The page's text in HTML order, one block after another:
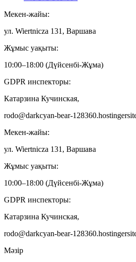
Мекен-жайы:
ул. Wiertnicza 131, Варшава
Жұмыс уақыты:
10:00–18:00 (Дүйсенбі-Жұма)
GDPR инспекторы:
Катарзина Кучинская,
rodo@darkcyan-bear-
Мекен-жайы:
ул. Wiertnicza 131, Варшава
Жұмыс уақыты:
10:00–18:00 (Дүйсенбі-Жұма)
GDPR инспекторы:
Катарзина Кучинская,
rodo@darkcyan-bear-
Мәзір